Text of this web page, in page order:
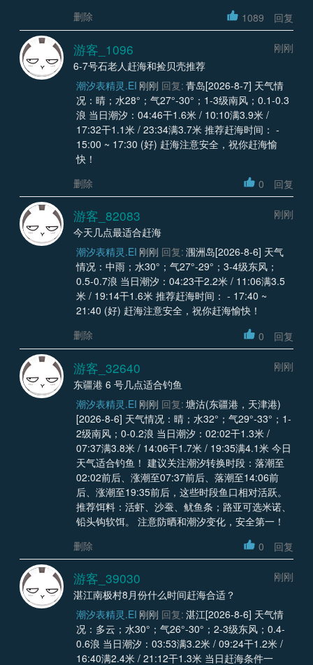
删除
1089 回复
游客_1096
刚刚
6-7号石老人赶海和捡贝壳推荐
潮汐表精灵.EI 刚刚 回复: 青岛[2026-8-7] 天气情
况：晴；水28°；气27°-30°；1-3级南风；0.1-0.3
浪 当日潮汐：04:46干1.6米 / 10:10满3.9米 /
17:32干1.1米 / 23:34满3.7米 推荐赶海时间： -
15:00 ~ 17:30 (好) 赶海注意安全，祝你赶海愉
快！
删除
0 回复
游客_82083
刚刚
今天几点最适合赶海
潮汐表精灵.EI 刚刚 回复: 涠洲岛[2026-8-6] 天气
情况：中雨；水30°；气27°-29°；3-4级东风；
0.5-0.7浪 当日潮汐：04:23干2.2米 / 11:06满3.5
米 / 19:14干1.6米 推荐赶海时间： - 17:40 ~
21:40 (好) 赶海注意安全，祝你赶海愉快！
删除
0 回复
游客_32640
刚刚
东疆港 6 号几点适合钓鱼
潮汐表精灵.EI 刚刚 回复: 塘沽(东疆港，天津港)
[2026-8-6] 天气情况：晴；水32°；气29°-33°；1-
2级南风；0-0.2浪 当日潮汐：02:02干1.3米 /
07:37满3.8米 / 14:06干1.7米 / 19:35满4.1米 今日
天气适合钓鱼！ 建议关注潮汐转换时段：落潮至
02:02前后、涨潮至07:37前后、落潮至14:06前
后、涨潮至19:35前后，这些时段鱼口相对活跃。
推荐饵料：活虾、沙蚕、鱿鱼条；路亚可选米诺、
铅头钩软饵。 注意防晒和潮汐变化，安全第一！
删除
0 回复
游客_39030
刚刚
湛江南极村8月份什么时间赶海合适？
潮汐表精灵.EI 刚刚 回复: 湛江[2026-8-6] 天气情
况：多云；水30°；气26°-30°；2-3级东风；0.4-
0.6浪 当日潮汐：03:53满3.2米 / 09:24干1.2米 /
16:40满2.4米 / 21:12干1.3米 当日赶海条件一